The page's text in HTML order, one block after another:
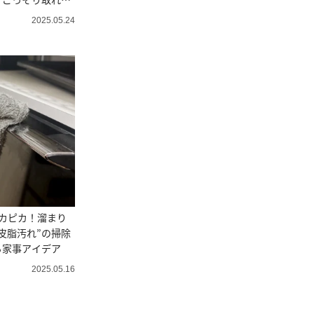
2025.05.24
ピカ！溜まり
脂汚れ”の掃除
事アイデア
2025.05.16